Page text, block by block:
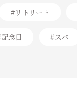
#リトリート
念日 #スパ